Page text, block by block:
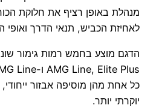
מנהלת באופן רציף את חלוקת
לאחיזת הכביש, תנאי הדרך ואופי
כל אחת מהן מוסיפה אבזור ייחודי,
יוקרתי יותר.